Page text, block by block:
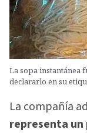
La sopa instantánea
declararlo en su
La compañía
representa